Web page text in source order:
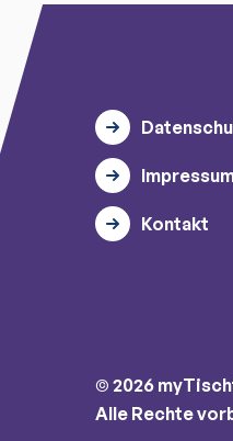
Kontakt
© 2026
Alle Rechte